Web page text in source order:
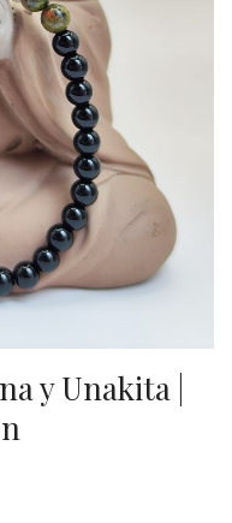
y Unakita |